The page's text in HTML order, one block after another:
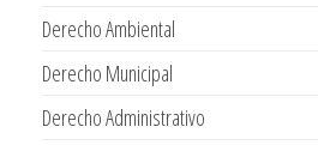
Derecho Ambiental
Derecho Municipal
Derecho Administrativo